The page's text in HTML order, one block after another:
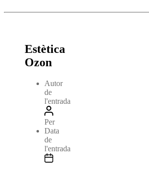
Estètica
Ozon
Autor
de
l'entrada
Per
Data
de
l'entrada